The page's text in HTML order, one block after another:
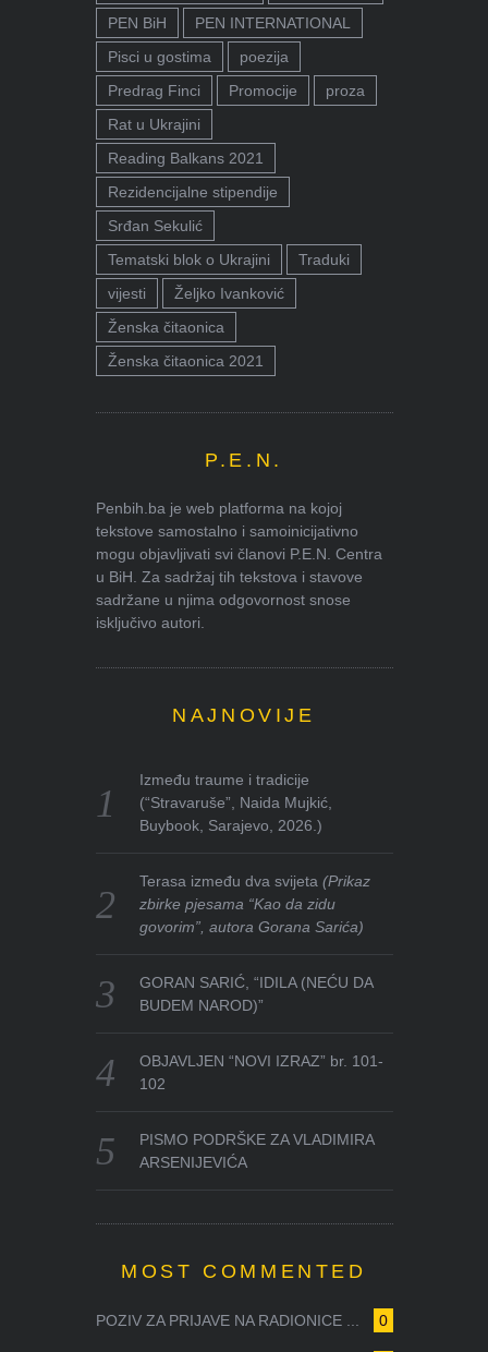
PEN BiH
PEN INTERNATIONAL
Pisci u gostima
poezija
Predrag Finci
Promocije
proza
Rat u Ukrajini
Reading Balkans 2021
Rezidencijalne stipendije
Srđan Sekulić
Tematski blok o Ukrajini
Traduki
vijesti
Željko Ivanković
Ženska čitaonica
Ženska čitaonica 2021
P.E.N.
Penbih.ba je web platforma na kojoj
tekstove samostalno i samoinicijativno
mogu objavljivati svi članovi P.E.N. Centra
u BiH. Za sadržaj tih tekstova i stavove
sadržane u njima odgovornost snose
isključivo autori.
NAJNOVIJE
Između traume i tradicije
(“Stravaruše”, Naida Mujkić,
Buybook, Sarajevo, 2026.)
Terasa između dva svijeta(Prikaz
zbirke pjesama “Kao da zidu
govorim”, autora Gorana Sarića)
GORAN SARIĆ, “IDILA (NEĆU DA
BUDEM NAROD)”
OBJAVLJEN “NOVI IZRAZ” br. 101-
102
PISMO PODRŠKE ZA VLADIMIRA
ARSENIJEVIĆA
MOST COMMENTED
0
POZIV ZA PRIJAVE NA RADIONICE ...